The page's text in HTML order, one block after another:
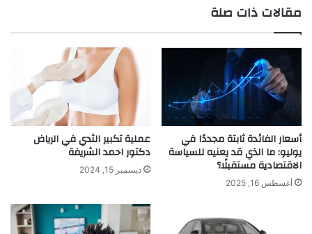
مقالات ذات صلة
أسعار الفائدة ثابتة مجددًا في
يوليو: ما الذي قد يعنيه للسياسة
الاقتصادية مستقبلًا؟
أغسطس 16, 2025
عملية تكبير الثدي في الرياض
دكتور احمد الشريفة
ديسمبر 15, 2024